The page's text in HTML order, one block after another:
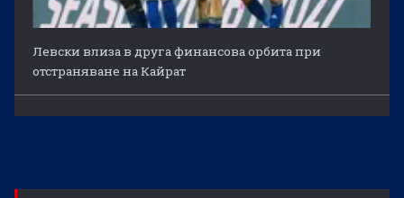
Левски влиза в друга финансова орбита при
отстраняване на Кайрат